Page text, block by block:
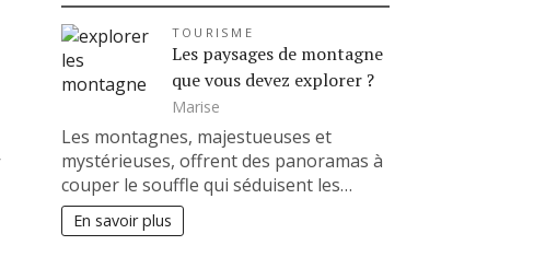
TOURISME
Les paysages de montagne
que vous devez explorer ?
Marise
Les montagnes, majestueuses et
mystérieuses, offrent des panoramas à
couper le souffle qui séduisent les…
En savoir plus